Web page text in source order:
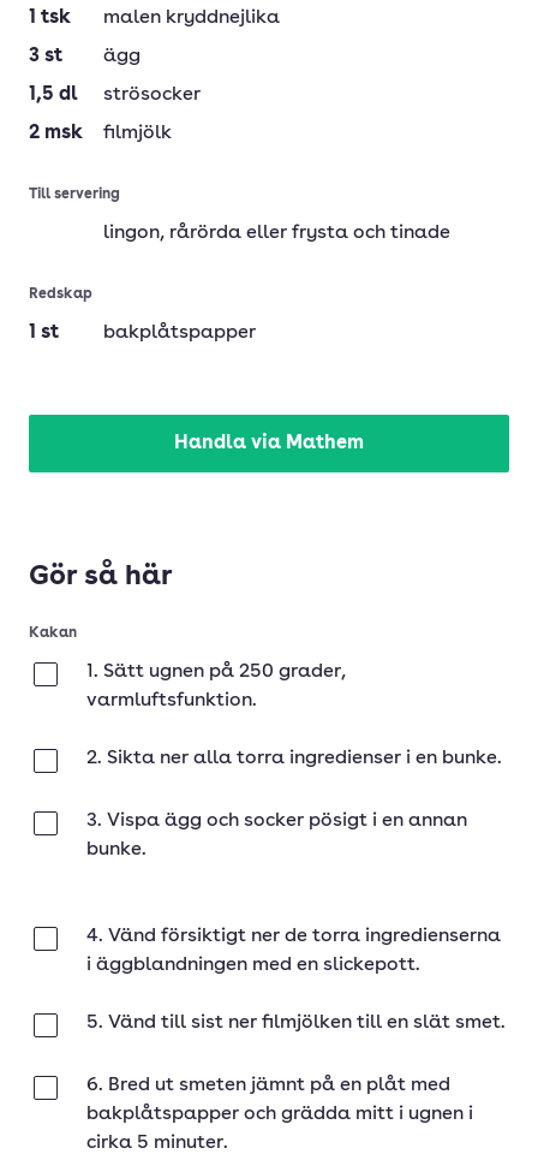
1 tsk
malen kryddnejlika
3 st
ägg
1,5 dl
strösocker
2 msk filmjölk
Till servering
lingon, rårörda eller frysta och tinade
Redskap
1 st bakplåtspapper
Handla via Mathem
Gör så här
Kakan
1. Sätt ugnen på 250 grader,
varmluftsfunktion.
2. Sikta ner alla torra ingredienser i en bunke.
3. Vispa ägg och socker pösigt i en annan
bunke.
4. Vänd försiktigt ner de torra ingredienserna
i äggblandningen med en slickepott.
5. Vänd till sist ner ﬁlmjölken till en slät smet.
6. Bred ut smeten jämnt på en plåt med
bakplåtspapper och grädda mitt i ugnen i
cirka 5 minuter.